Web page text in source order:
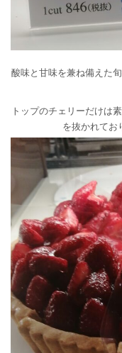
酸味と甘味を兼ね備えた
トップのチェリーだけは
を抜かれてお